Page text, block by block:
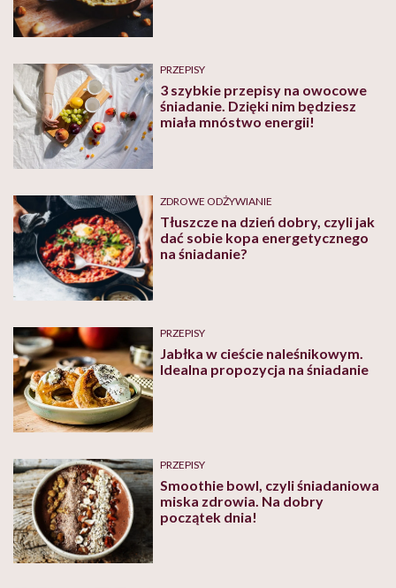
PRZEPISY
3 szybkie przepisy na owocowe
śniadanie. Dzięki nim będziesz
miała mnóstwo energii!
ZDROWE ODŻYWIANIE
Tłuszcze na dzień dobry, czyli jak
dać sobie kopa energetycznego
na śniadanie?
PRZEPISY
Jabłka w cieście naleśnikowym.
Idealna propozycja na śniadanie
PRZEPISY
Smoothie bowl, czyli śniadaniowa
miska zdrowia. Na dobry
początek dnia!